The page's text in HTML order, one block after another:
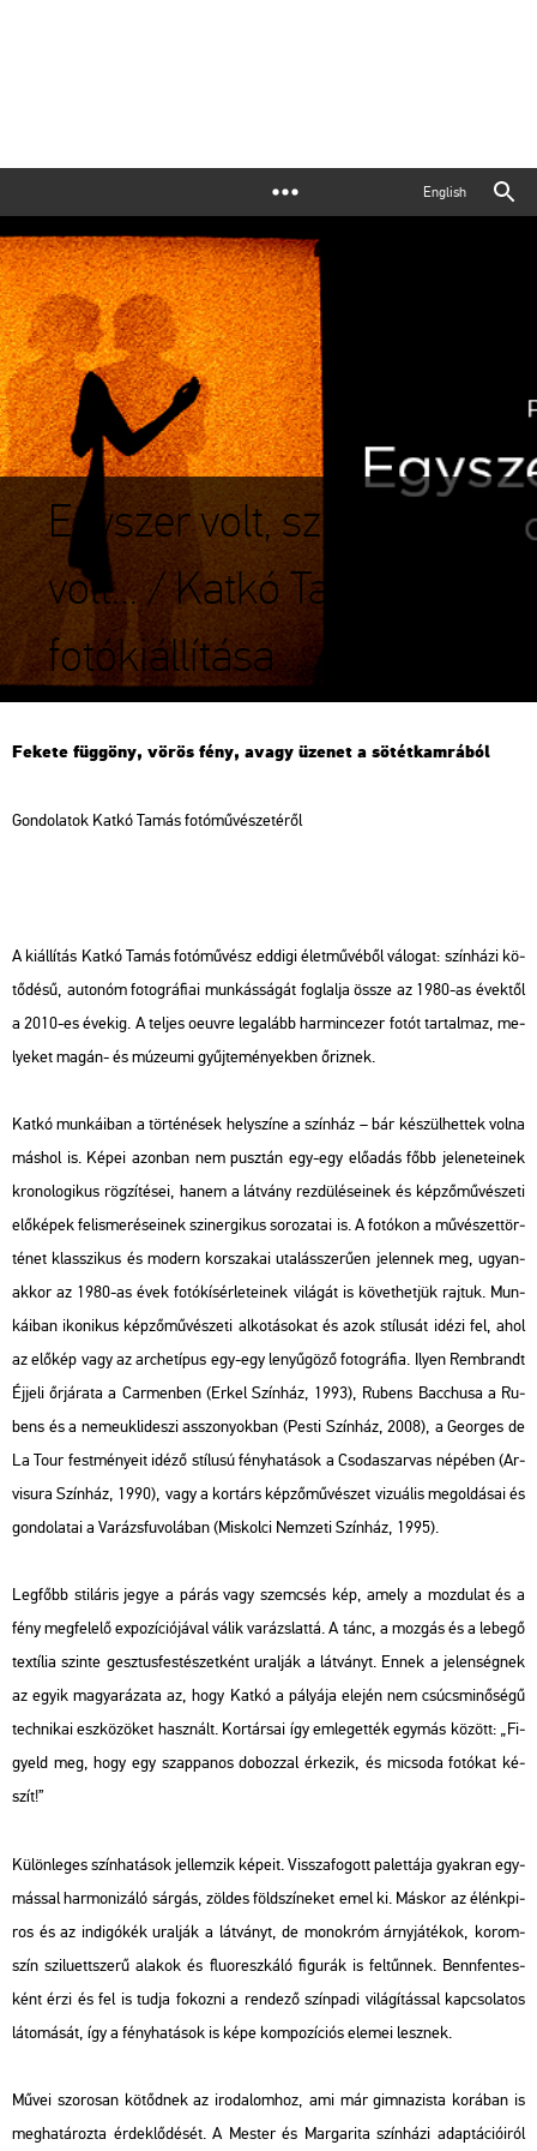
English
Egyszer volt, színház
volt… / Katkó Tamás
fotókiállítása
Fe­ke­te füg­göny, vörös fény, avagy üze­net a sö­tét­kam­rá­ból
Gon­do­la­tok Katkó Tamás fo­tó­mű­vé­sze­té­ről
A ki­ál­lí­tás Katkó Tamás fo­tó­mű­vész ed­di­gi élet­mű­vé­ből vá­lo­gat: szín­há­zi kö­
tő­dé­sű, au­to­nóm fo­tog­rá­fi­ai mun­kás­sá­gát fog­lal­ja össze az 1980-as évek­től
a 2010-es éve­kig. A tel­jes oeuvre leg­alább har­minc­ezer fotót tar­tal­maz, me­
lye­ket magán- és mú­ze­u­mi gyűj­te­mé­nyek­ben őriz­nek.
Katkó mun­ká­i­ban a tör­té­né­sek hely­szí­ne a szín­ház – bár ké­szül­het­tek volna
más­hol is. Képei azon­ban nem pusz­tán egy-egy elő­adás főbb je­le­ne­te­i­nek
kro­no­lo­gi­kus rög­zí­té­sei, hanem a lát­vány rez­dü­lé­se­i­nek és kép­ző­mű­vé­sze­ti
elő­ké­pek fel­is­me­ré­se­i­nek szi­ner­gi­kus so­ro­za­tai is. A fo­tó­kon a mű­vé­szet­tör­
té­net klasszi­kus és mo­dern kor­sza­kai uta­lás­sze­rű­en je­len­nek meg, ugyan­
ak­kor az 1980-as évek fo­tó­kí­sér­le­te­i­nek vi­lá­gát is kö­vet­het­jük raj­tuk. Mun­
ká­i­ban iko­ni­kus kép­ző­mű­vé­sze­ti al­ko­tá­so­kat és azok stí­lu­sát idézi fel, ahol
az elő­kép vagy az ar­che­tí­pus egy-egy le­nyű­gö­ző fo­tog­rá­fia. Ilyen Remb­randt
Éj­je­li őr­já­rata a Car­menben (Erkel Szín­ház, 1993), Ru­bens Bac­chusa a Ru­
bens és a nem­euk­li­de­szi asszo­nyokban (Pesti Szín­ház, 2008), a Ge­or­ges de
La Tour fest­mé­nye­it idéző stí­lu­sú fény­ha­tá­sok aCso­da­szar­vas népében (Ar­
visu­ra Szín­ház, 1990), vagy a kor­társ kép­ző­mű­vé­szet vi­zu­á­lis meg­ol­dá­sai és
gon­do­la­tai a Va­rázs­fu­vo­lában (Mis­kol­ci Nem­ze­ti Szín­ház, 1995).
Leg­főbb sti­lá­ris jegye a párás vagy szem­csés kép, amely a moz­du­lat és a
fény meg­fe­le­lő ex­po­zí­ci­ó­já­val válik va­rázs­lat­tá. A tánc, a moz­gás és a le­be­gő
tex­tí­lia szin­te gesz­tus­fes­té­szet­ként ural­ják a lát­ványt. Ennek a je­len­ség­nek
az egyik ma­gya­rá­za­ta az, hogy Katkó a pá­lyá­ja ele­jén nem csúcs­mi­nő­sé­gű
tech­ni­kai esz­kö­zö­ket hasz­nált. Kor­tár­sai így em­le­get­ték egy­más kö­zött: „Fi­
gyeld meg, hogy egy szap­pa­nos do­boz­zal ér­ke­zik, és mi­cso­da fo­tó­kat ké­
szít!”
Kü­lön­le­ges szín­ha­tá­sok jel­lem­zik ké­pe­it. Vissza­fo­gott pa­let­tá­ja gyak­ran egy­
más­sal har­mo­ni­zá­ló sár­gás, zöl­des föld­szí­ne­ket emel ki. Más­kor az élénk­pi­
ros és az in­di­gó­kék ural­ják a lát­ványt, de mo­no­króm árny­já­té­kok, ko­rom­
szín szi­lu­ett­sze­rű ala­kok és flu­o­resz­ká­ló fi­gu­rák is fel­tűn­nek. Benn­fen­tes­
ként érzi és fel is tudja fo­koz­ni a ren­de­ző szín­pa­di vi­lá­gí­tás­sal kap­cso­la­tos
lá­to­má­sát, így a fény­ha­tá­sok is képe kom­po­zí­ci­ós ele­mei lesz­nek.
Művei szo­ro­san kö­tőd­nek az iro­da­lom­hoz, ami már gim­na­zis­ta ko­rá­ban is
meg­ha­tá­roz­ta ér­dek­lő­dé­sét.A Mes­ter és Mar­ga­ri­taszín­há­zi adap­tá­ci­ó­i­ról